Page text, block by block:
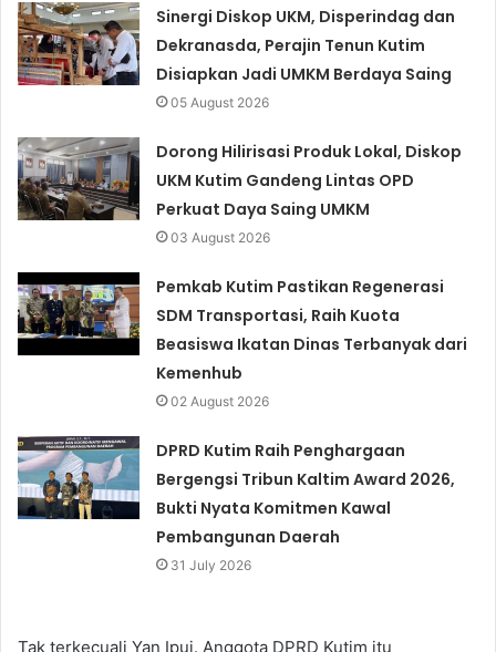
Sinergi Diskop UKM, Disperindag dan
Dekranasda, Perajin Tenun Kutim
Disiapkan Jadi UMKM Berdaya Saing
05 August 2026
Dorong Hilirisasi Produk Lokal, Diskop
UKM Kutim Gandeng Lintas OPD
Perkuat Daya Saing UMKM
03 August 2026
Pemkab Kutim Pastikan Regenerasi
SDM Transportasi, Raih Kuota
Beasiswa Ikatan Dinas Terbanyak dari
Kemenhub
02 August 2026
DPRD Kutim Raih Penghargaan
Bergengsi Tribun Kaltim Award 2026,
Bukti Nyata Komitmen Kawal
Pembangunan Daerah
31 July 2026
Tak terkecuali Yan Ipui. Anggota DPRD Kutim itu